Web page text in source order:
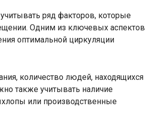
ряд факторов, которые
Одним из ключевых аспектов
оптимальной циркуляции
количество людей, находящихся
также учитывать наличие
или производственные